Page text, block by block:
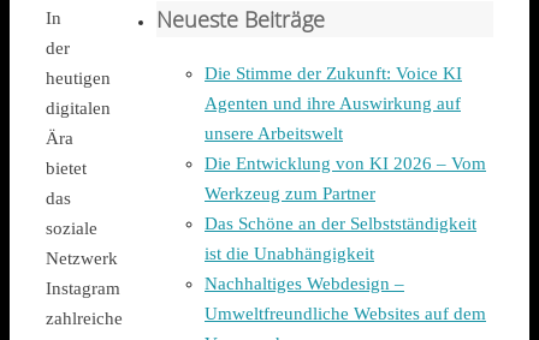
In
der
heutigen
digitalen
Ära
bietet
das
soziale
Netzwerk
Instagram
zahlreiche
Neueste Beiträge
Die Stimme der Zukunft: Voice KI
Agenten und ihre Auswirkung auf
unsere Arbeitswelt
Die Entwicklung von KI 2026 – Vom
Werkzeug zum Partner
Das Schöne an der Selbstständigkeit
ist die Unabhängigkeit
Nachhaltiges Webdesign –
Umweltfreundliche Websites auf dem